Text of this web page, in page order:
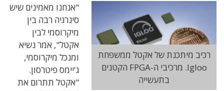
רכיב מיתכנת של אקטל ממשפחת
Igloo. מרכיבי ה-FPGA הקטנים
בתעשייה
"אנחנו מאמינים שיש
סינרגיה רבה בין
מיקרוסמי לבין
אקטל", אמר נשיא
ומנכל מיקרוסמי,
ג'יימס פיטרסון.
"אקטל תתרום את